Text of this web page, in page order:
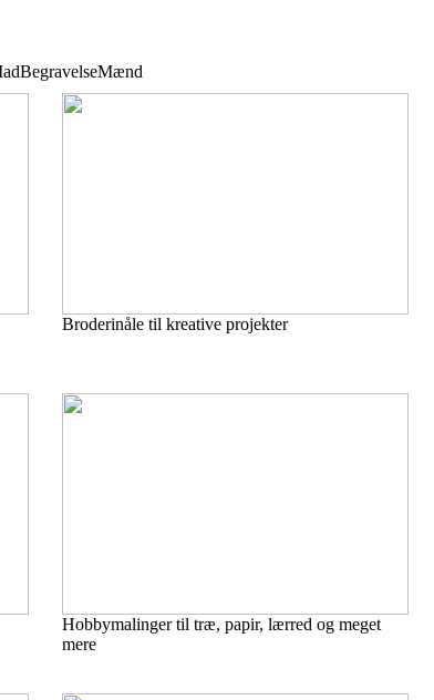
BegravelseMænd
Broderinåle til kreative projekter
Hobbymalinger til træ, papir, lærred og meget
mere